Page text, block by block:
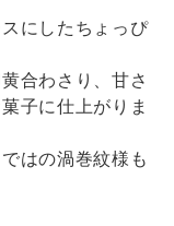
にしたちょっぴ
合わさり、甘さ
子に仕上がりま
はの渦巻紋様も